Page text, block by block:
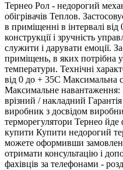
Тернео Рол - недорогий
обігрівачів Теплов.
в приміщенні в інтервалі
конструкції і зручність
служити і дарувати емоції.
приміщень, в яких потрібна
температури. Технічні
від 0 до + 35С Максимальна
Максимальне навантаження:
врізний / накладний
виробник з досвідом
терморегулятори Тернео йде
купити Купити недорогий
можете оформивши
отримати консультацію і
фахівців за телефонами -